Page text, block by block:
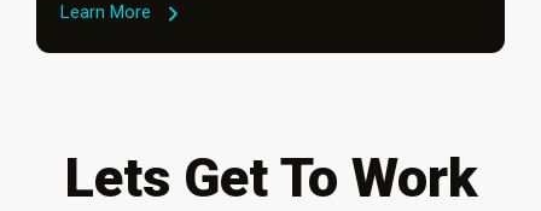
Learn More
Lets Get To Work